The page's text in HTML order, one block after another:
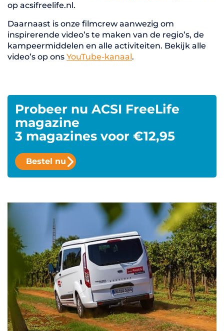
op acsifreelife.nl.
Daarnaast is onze filmcrew aanwezig om
inspirerende video’s te maken van de regio’s, de
kampeermiddelen en alle activiteiten. Bekijk alle
video’s op ons YouTube-kanaal.
Probeer nu ACSI FreeLife
magazine
3 magazines voor €12,95
Bestel nu